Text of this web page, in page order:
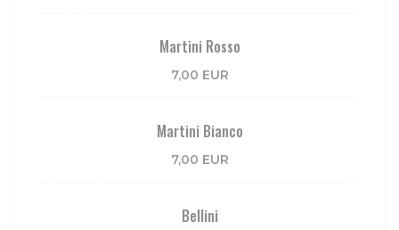
Martini Rosso
7,00 EUR
Martini Bianco
7,00 EUR
Bellini